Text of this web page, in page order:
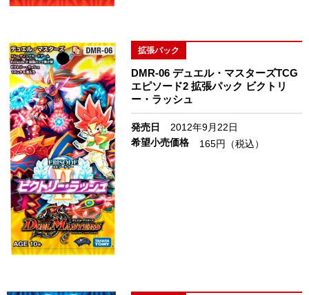
拡張パック
DMR-06 デュエル・マスターズTCG
エピソード2 拡張パック ビクトリ
ー・ラッシュ
発売日
2012年9月22日
希望小売価格
165円（税込）